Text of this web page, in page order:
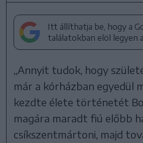
Itt állíthatja be, hogy a
találatokban elöl legyen
„Annyit tudok, hogy
már a kórházban egyedül
kezdte élete történetét
magára maradt fiú előbb
csíkszentmártoni, majd